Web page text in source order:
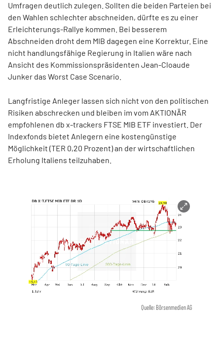
Umfragen deutlich zulegen. Sollten die beiden Parteien bei
den Wahlen schlechter abschneiden, dürfte es zu einer
Erleichterungs-Rallye kommen. Bei besserem
Abschneiden droht dem MIB dagegen eine Korrektur. Eine
nicht handlungsfähige Regierung in Italien wäre nach
Ansicht des Kommissionspräsidenten Jean-Cloaude
Junker das Worst Case Scenario.
Langfristige Anleger lassen sich nicht von den politischen
Risiken abschrecken und bleiben im vom AKTIONÄR
empfohlenen db x-trackers FTSE MIB ETF investiert. Der
Indexfonds bietet Anlegern eine kostengünstige
Möglichkeit (TER 0,20 Prozent) an der wirtschaftlichen
Erholung Italiens teilzuhaben.
Quelle: Börsenmedien AG